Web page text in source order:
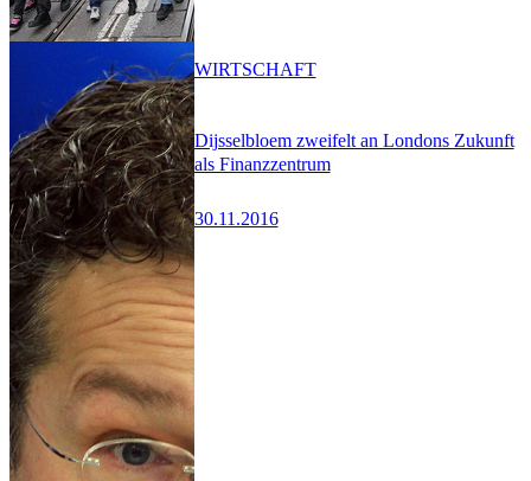
Dijsselbloem zweifelt an Londons Zukunft
als Finanzzentrum
30.11.2016
WIRTSCHAFT